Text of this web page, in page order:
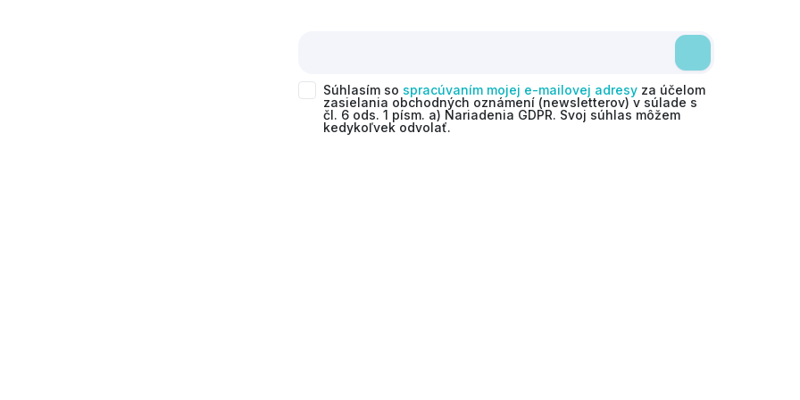
Súhlasím so spracúvaním mojej e-mailovej adresy za účelom
zasielania obchodných oznámení (newsletterov) v súlade s
čl. 6 ods. 1 písm. a) Nariadenia GDPR. Svoj súhlas môžem
kedykoľvek odvolať.